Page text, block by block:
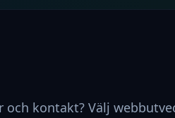
kontakt? Välj